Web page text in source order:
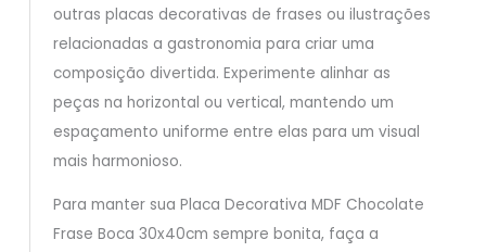
outras placas decorativas de frases ou ilustrações
relacionadas a gastronomia para criar uma
composição divertida. Experimente alinhar as
peças na horizontal ou vertical, mantendo um
espaçamento uniforme entre elas para um visual
mais harmonioso.
Para manter sua Placa Decorativa MDF Chocolate
Frase Boca 30x40cm sempre bonita, faça a